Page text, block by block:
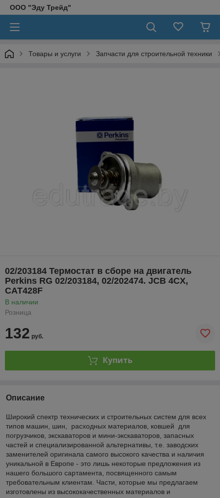
ООО "Эду Трейд"
Товары и услуги Запчасти для строительной техники
02/203184 Термостат в сборе на двигатель
Perkins RG 02/203184, 02/202474. JCB 4CX,
САТ428F
В наличии
Розница
132 руб.
Купить
Описание
Широкий спектр технических и строительных систем для всех
типов машин, шин, расходных материалов, ковшей для
погрузчиков, экскаваторов и мини-экскаваторов, запасных
частей и специализированной альтернативы, т.е. заводских
заменителей оригинала самого высокого качества и наличия
уникальной в Европе - это лишь некоторые предложения из
нашего большого сартамента, посвященного самым
требовательным клиентам. Части, которые мы предлагаем
изготовлены из высококачественных материалов и